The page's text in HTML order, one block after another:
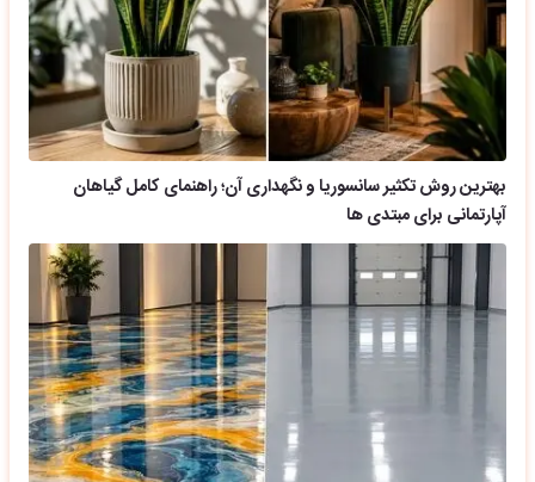
بهترین روش تکثیر سانسوریا و نگهداری آن؛ راهنمای کامل گیاهان
آپارتمانی برای مبتدی ها